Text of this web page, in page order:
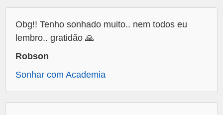
Obg!! Tenho sonhado muito.. nem todos eu
lembro.. gratidão 🙏
Robson
Sonhar com Academia